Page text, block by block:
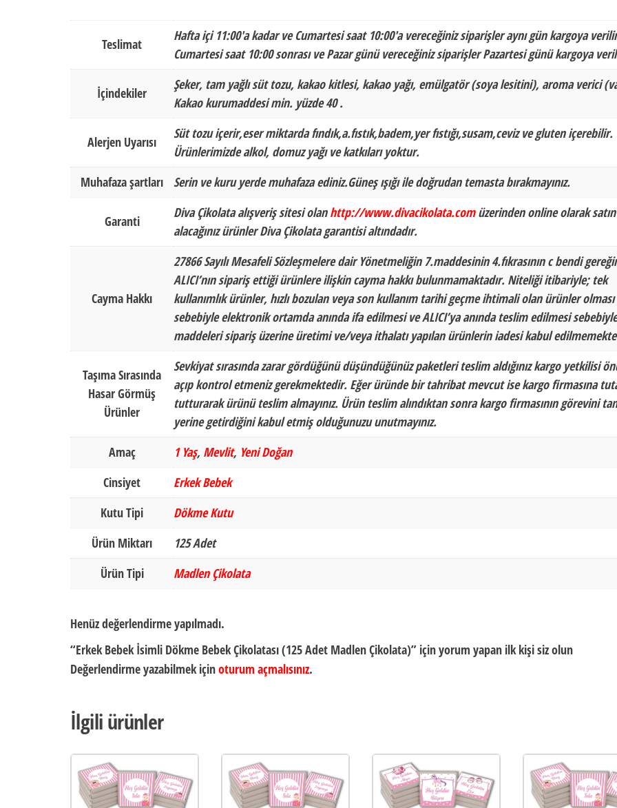
Teslimat
Hafta içi 11:00'a kadar ve Cumartesi saat 10:00'a vereceğiniz siparişler aynı gün kargoya
Cumartesi saat 10:00 sonrası ve Pazar günü vereceğiniz siparişler Pazartesi günü kargoya
İçindekiler
Şeker, tam yağlı süt tozu, kakao kitlesi, kakao yağı, emülgatör (soya lesitini), aroma verici
Kakao kurumaddesi min. yüzde 40 .
Alerjen Uyarısı
Süt tozu içerir,eser miktarda fındık,a.fıstık,badem,yer fıstığı,susam,ceviz ve gluten içerebilir.
Ürünlerimizde alkol, domuz yağı ve katkıları yoktur.
Muhafaza şartları
Serin ve kuru yerde muhafaza ediniz.Güneş ışığı ile doğrudan temasta bırakmayınız.
Garanti
Diva Çikolata alışveriş sitesi olanhttp://www.divacikolata.comüzerinden online olarak satın
alacağınız ürünler Diva Çikolata garantisi altındadır.
Cayma Hakkı
27866 Sayılı Mesafeli Sözleşmelere dair Yönetmeliğin 7.maddesinin 4.fıkrasının c bendi
ALICI’nın sipariş ettiği ürünlere ilişkin cayma hakkı bulunmamaktadır. Niteliği itibariyle; tek
kullanımlık ürünler, hızlı bozulan veya son kullanım tarihi geçme ihtimali olan ürünler olması
sebebiyle elektronik ortamda anında ifa edilmesi ve ALICI’ya anında teslim edilmesi
maddeleri sipariş üzerine üretimi ve/veya ithalatı yapılan ürünlerin iadesi kabul
Taşıma Sırasında
Hasar Görmüş
Ürünler
Sevkiyat sırasında zarar gördüğünü düşündüğünüz paketleri teslim aldığınız kargo yetkilisi
açıp kontrol etmeniz gerekmektedir. Eğer üründe bir tahribat mevcut ise kargo firmasına
tutturarak ürünü teslim almayınız. Ürün teslim alındıktan sonra kargo firmasının görevini
yerine getirdiğini kabul etmiş olduğunuzu unutmayınız.
Amaç
1 Yaş, Mevlit, Yeni Doğan
Cinsiyet
Erkek Bebek
Kutu Tipi
Dökme Kutu
Ürün Miktarı
125 Adet
Ürün Tipi
Madlen Çikolata
Henüz değerlendirme yapılmadı.
“Erkek Bebek İsimli Dökme Bebek Çikolatası (125 Adet Madlen Çikolata)” için yorum yapan ilk kişi siz olun
Değerlendirme yazabilmek içinoturum açmalısınız.
İlgili ürünler